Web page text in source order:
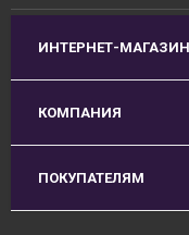
ИНТЕРНЕТ-МАГАЗИН
КОМПАНИЯ
ПОКУПАТЕЛЯМ